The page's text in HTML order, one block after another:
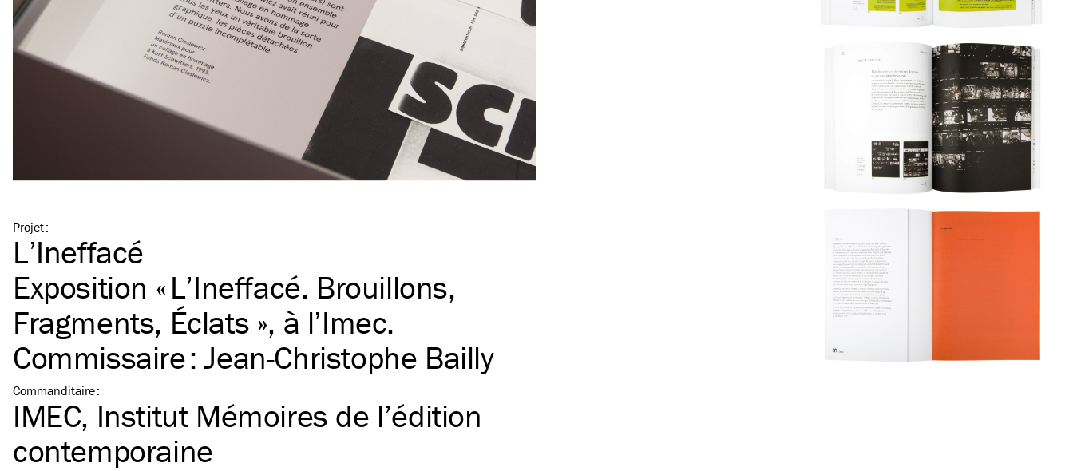
Projet:
L’Ineffacé
Exposition « L’Ineffacé. Brouillons,
Fragments, Éclats », à l’Imec.
Commissaire : Jean-Christophe Bailly
Commanditaire:
IMEC, Institut Mémoires de l’édition
contemporaine